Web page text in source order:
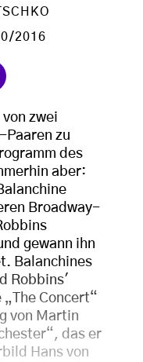
2016
zwei
Paaren zu
des
aber:
Broadway-
gewann ihn
Balanchines
Robbins'
Concert“
von Martin
das er
Hans von